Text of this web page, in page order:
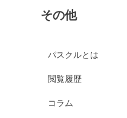
その他
パスクルとは
閲覧履歴
コラム